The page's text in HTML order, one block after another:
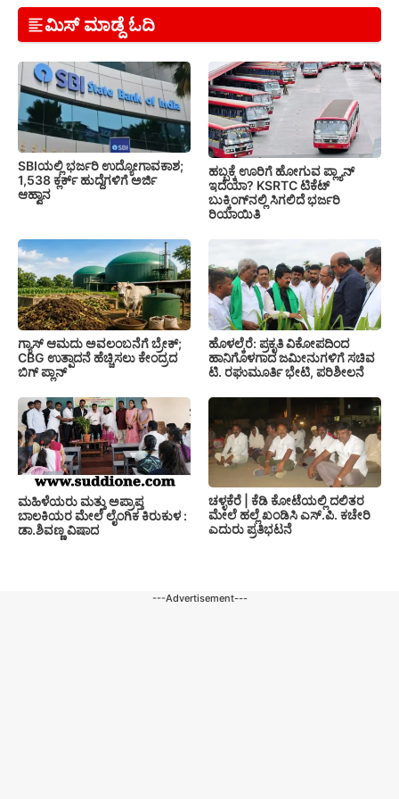
ಮಿಸ್ ಮಾಡ್ದೆ ಓದಿ
SBIಯಲ್ಲಿ ಭರ್ಜರಿ ಉದ್ಯೋಗಾವಕಾಶ;
1,538 ಕ್ಲರ್ಕ್ ಹುದ್ದೆಗಳಿಗೆ ಅರ್ಜಿ
ಆಹ್ವಾನ
ಹಬ್ಬಕ್ಕೆ ಊರಿಗೆ ಹೋಗುವ ಪ್ಲ್ಯಾನ್
ಇದೆಯಾ? KSRTC ಟಿಕೆಟ್
ಬುಕ್ಕಿಂಗ್‌ನಲ್ಲಿ ಸಿಗಲಿದೆ ಭರ್ಜರಿ
ರಿಯಾಯಿತಿ
ಗ್ಯಾಸ್ ಆಮದು ಅವಲಂಬನೆಗೆ ಬ್ರೇಕ್;
CBG ಉತ್ಪಾದನೆ ಹೆಚ್ಚಿಸಲು ಕೇಂದ್ರದ
ಬಿಗ್ ಪ್ಲಾನ್
ಹೊಳಲ್ಕೆರೆ: ಪ್ರಕೃತಿ ವಿಕೋಪದಿಂದ
ಹಾನಿಗೊಳಗಾದ ಜಮೀನುಗಳಿಗೆ ಸಚಿವ
ಟಿ. ರಘುಮೂರ್ತಿ ಭೇಟಿ, ಪರಿಶೀಲನೆ
ಮಹಿಳೆಯರು ಮತ್ತು ಅಪ್ರಾಪ್ತ
ಬಾಲಕಿಯರ ಮೇಲೆ ಲೈಂಗಿಕ ಕಿರುಕುಳ :
ಡಾ.ಶಿವಣ್ಣ ವಿಷಾದ
ಚಳ್ಳಕೆರೆ | ಕೆಡಿ ಕೋಟೆಯಲ್ಲಿ ದಲಿತರ
ಮೇಲೆ ಹಲ್ಲೆ ಖಂಡಿಸಿ ಎಸ್.ಪಿ. ಕಚೇರಿ
ಎದುರು ಪ್ರತಿಭಟನೆ
---Advertisement---